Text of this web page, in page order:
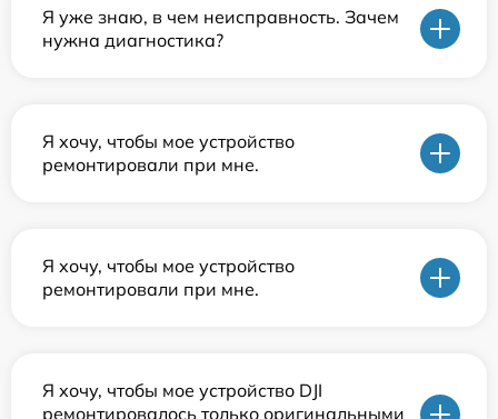
Я уже знаю, в чем неисправность. Зачем
нужна диагностика?
Я хочу, чтобы мое устройство
ремонтировали при мне.
Я хочу, чтобы мое устройство
ремонтировали при мне.
Я хочу, чтобы мое устройство DJI
ремонтировалось только оригинальными